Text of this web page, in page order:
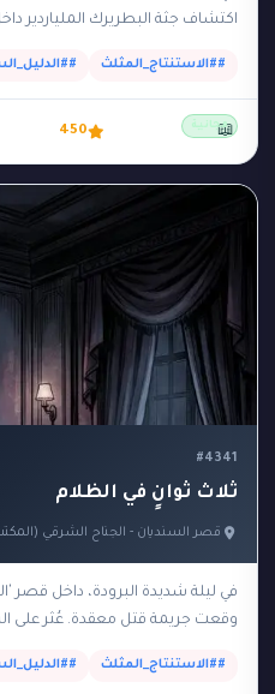
اكتشاف جثة البطريرك الملياردير
##الاستنتاج_المثلث
مجانية 450 📖
#4341
ثلاث ثوانٍ في الظلام
قصر السنديان - الجناح الشرقي
في ليلة شديدة البرودة، داخل قصر
وقعت جريمة قتل معقدة. عُثر على
##الاستنتاج_المثلث